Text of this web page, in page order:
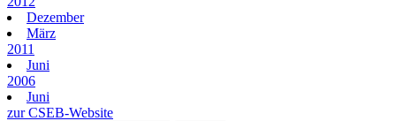
Dezember
März
2011
Juni
2006
Juni
zur CSEB-Website